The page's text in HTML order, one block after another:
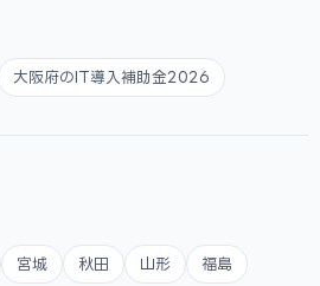
大阪府のIT導入補助金2026
宮城 秋田 山形 福島